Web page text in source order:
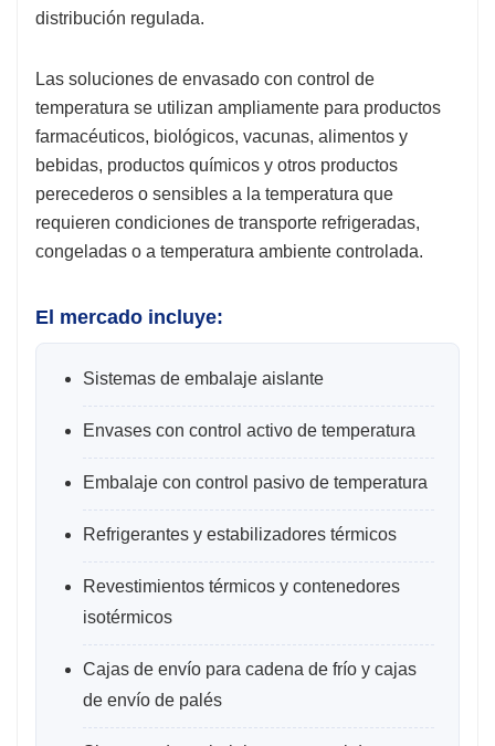
distribución regulada.
Las soluciones de envasado con control de
temperatura se utilizan ampliamente para productos
farmacéuticos, biológicos, vacunas, alimentos y
bebidas, productos químicos y otros productos
perecederos o sensibles a la temperatura que
requieren condiciones de transporte refrigeradas,
congeladas o a temperatura ambiente controlada.
El mercado incluye:
Sistemas de embalaje aislante
Envases con control activo de temperatura
Embalaje con control pasivo de temperatura
Refrigerantes y estabilizadores térmicos
Revestimientos térmicos y contenedores
isotérmicos
Cajas de envío para cadena de frío y cajas
de envío de palés